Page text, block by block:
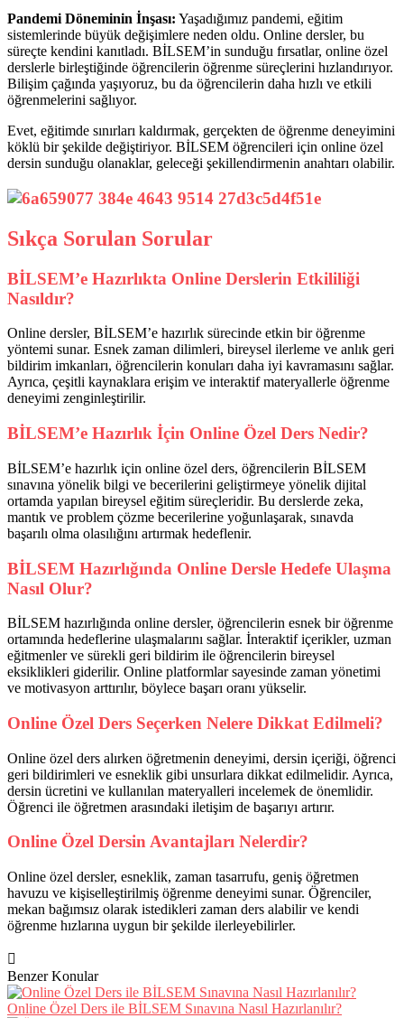
Pandemi Döneminin İnşası: Yaşadığımız pandemi, eğitim
sistemlerinde büyük değişimlere neden oldu. Online dersler, bu
süreçte kendini kanıtladı. BİLSEM’in sunduğu fırsatlar, online özel
derslerle birleştiğinde öğrencilerin öğrenme süreçlerini hızlandırıyor.
Bilişim çağında yaşıyoruz, bu da öğrencilerin daha hızlı ve etkili
öğrenmelerini sağlıyor.
Evet, eğitimde sınırları kaldırmak, gerçekten de öğrenme deneyimini
köklü bir şekilde değiştiriyor. BİLSEM öğrencileri için online özel
dersin sunduğu olanaklar, geleceği şekillendirmenin anahtarı olabilir.
Sıkça Sorulan Sorular
BİLSEM’e Hazırlıkta Online Derslerin Etkililiği
Nasıldır?
Online dersler, BİLSEM’e hazırlık sürecinde etkin bir öğrenme
yöntemi sunar. Esnek zaman dilimleri, bireysel ilerleme ve anlık geri
bildirim imkanları, öğrencilerin konuları daha iyi kavramasını sağlar.
Ayrıca, çeşitli kaynaklara erişim ve interaktif materyallerle öğrenme
deneyimi zenginleştirilir.
BİLSEM’e Hazırlık İçin Online Özel Ders Nedir?
BİLSEM’e hazırlık için online özel ders, öğrencilerin BİLSEM
sınavına yönelik bilgi ve becerilerini geliştirmeye yönelik dijital
ortamda yapılan bireysel eğitim süreçleridir. Bu derslerde zeka,
mantık ve problem çözme becerilerine yoğunlaşarak, sınavda
başarılı olma olasılığını artırmak hedeflenir.
BİLSEM Hazırlığında Online Dersle Hedefe Ulaşma
Nasıl Olur?
BİLSEM hazırlığında online dersler, öğrencilerin esnek bir öğrenme
ortamında hedeflerine ulaşmalarını sağlar. İnteraktif içerikler, uzman
eğitmenler ve sürekli geri bildirim ile öğrencilerin bireysel
eksiklikleri giderilir. Online platformlar sayesinde zaman yönetimi
ve motivasyon arttırılır, böylece başarı oranı yükselir.
Online Özel Ders Seçerken Nelere Dikkat Edilmeli?
Online özel ders alırken öğretmenin deneyimi, dersin içeriği, öğrenci
geri bildirimleri ve esneklik gibi unsurlara dikkat edilmelidir. Ayrıca,
dersin ücretini ve kullanılan materyalleri incelemek de önemlidir.
Öğrenci ile öğretmen arasındaki iletişim de başarıyı artırır.
Online Özel Dersin Avantajları Nelerdir?
Online özel dersler, esneklik, zaman tasarrufu, geniş öğretmen
havuzu ve kişiselleştirilmiş öğrenme deneyimi sunar. Öğrenciler,
mekan bağımsız olarak istedikleri zaman ders alabilir ve kendi
öğrenme hızlarına uygun bir şekilde ilerleyebilirler.
Benzer Konular
Online Özel Ders ile BİLSEM Sınavına Nasıl Hazırlanılır?